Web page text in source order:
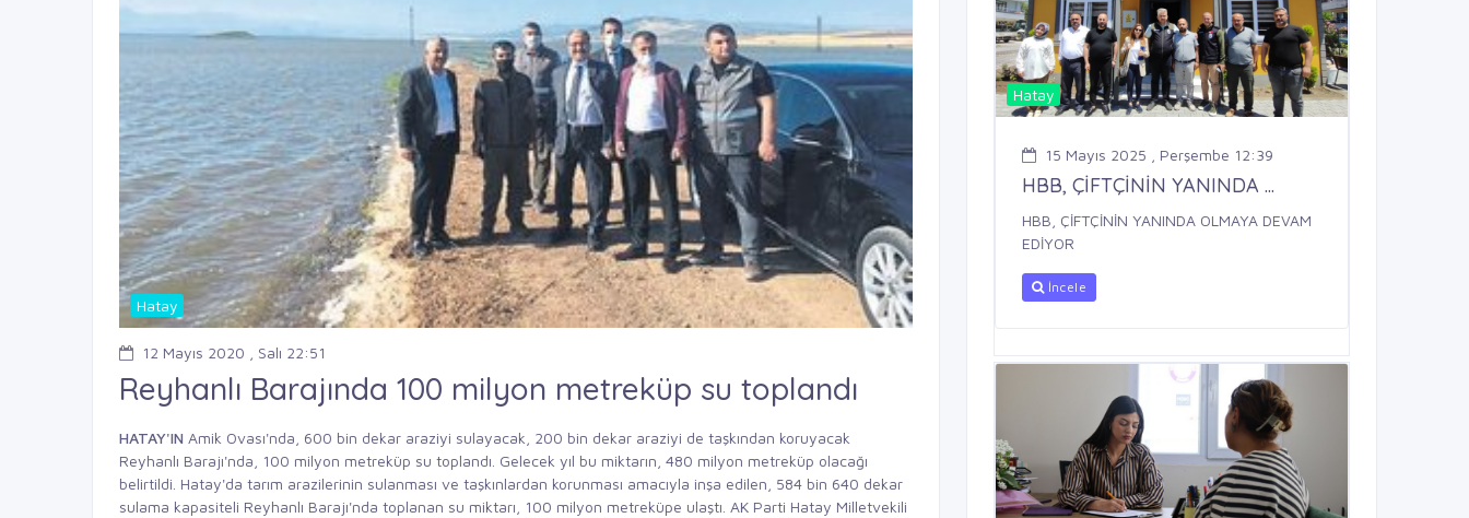
Hatay
12 Mayıs 2020 , Salı 22:51
Reyhanlı Barajında 100 milyon metreküp su toplandı
HATAY'IN Amik Ovası'nda, 600 bin dekar araziyi sulayacak, 200 bin dekar araziyi de taşkından koruyacak
Reyhanlı Barajı'nda, 100 milyon metreküp su toplandı. Gelecek yıl bu miktarın, 480 milyon metreküp olacağı
belirtildi. Hatay'da tarım arazilerinin sulanması ve taşkınlardan korunması amacıyla inşa edilen, 584 bin 640 dekar
sulama kapasiteli Reyhanlı Barajı'nda toplanan su miktarı, 100 milyon metreküpe ulaştı. AK Parti Hatay Milletvekili
Hatay
15 Mayıs 2025 , Perşembe 12:39
HBB, ÇİFTÇİNİN YANINDA ...
HBB, ÇİFTÇİNİN YANINDA OLMAYA DEVAM
EDİYOR
İncele